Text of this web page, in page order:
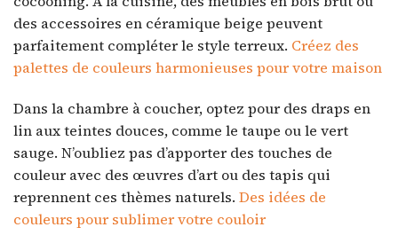
des accessoires en céramique beige peuvent
parfaitement compléter le style terreux. Créez des
palettes de couleurs harmonieuses pour votre maison
Dans la chambre à coucher, optez pour des draps en
lin aux teintes douces, comme le taupe ou le vert
sauge. N’oubliez pas d’apporter des touches de
couleur avec des œuvres d’art ou des tapis qui
reprennent ces thèmes naturels. Des idées de
couleurs pour sublimer votre couloir